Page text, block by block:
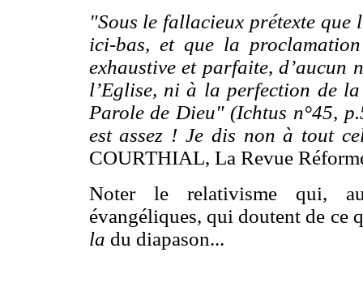
"Sous le fallacieux prétexte que
ici-bas, et que la
exhaustive et parfaite, d’aucun
l’Eglise, ni à la perfection de
Parole de Dieu" (Ichtus n°45,
est assez ! Je dis non à tout
COURTHIAL, La Revue
Noter le relativisme qui,
évangéliques, qui doutent de ce
la du diapason...